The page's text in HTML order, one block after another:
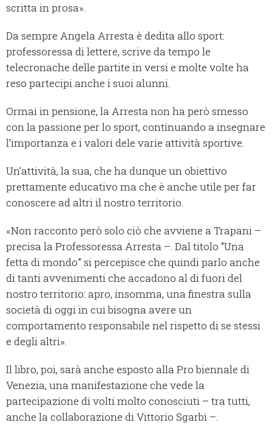
scritta in prosa».
Da sempre Angela Arresta è dedita allo sport:
professoressa di lettere, scrive da tempo le
telecronache delle partite in versi e molte volte ha
reso partecipi anche i suoi alunni.
Ormai in pensione, la Arresta non ha però smesso
con la passione per lo sport, continuando a insegnare
l’importanza e i valori dele varie attività sportive.
Un’attività, la sua, che ha dunque un obiettivo
prettamente educativo ma che è anche utile per far
conoscere ad altri il nostro territorio.
«Non racconto però solo ciò che avviene a Trapani –
precisa la Professoressa Arresta –. Dal titolo “Una
fetta di mondo” si percepisce che quindi parlo anche
di tanti avvenimenti che accadono al di fuori del
nostro territorio: apro, insomma, una finestra sulla
società di oggi in cui bisogna avere un
comportamento responsabile nel rispetto di se stessi
e degli altri».
Il libro, poi, sarà anche esposto alla Pro biennale di
Venezia, una manifestazione che vede la
partecipazione di volti molto conosciuti – tra tutti,
anche la collaborazione di Vittorio Sgarbi –.